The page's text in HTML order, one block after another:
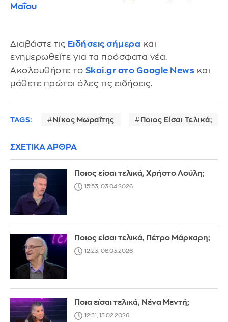
Μαΐου
Διαβάστε τις Ειδήσεις σήμερα και
ενημερωθείτε για τα πρόσφατα νέα.
Ακολουθήστε το Skai.gr στο Google News και
μάθετε πρώτοι όλες τις ειδήσεις.
TAGS: Νίκος Μωραΐτης Ποιος Είσαι Τελικά;
ΣΧΕΤΙΚΑ ΑΡΘΡΑ
Ποιος είσαι τελικά, Χρήστο Λούλη;
15:53, 03.04.2026
Ποιος είσαι τελικά, Πέτρο Μάρκαρη;
12:23, 06.03.2026
Ποια είσαι τελικά, Νένα Μεντή;
12:31, 13.02.2026